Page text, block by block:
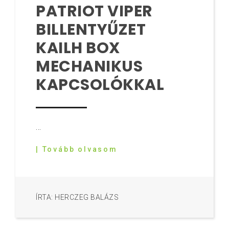
PATRIOT VIPER
BILLENTYŰZET
KAILH BOX
MECHANIKUS
KAPCSOLÓKKAL
...
| Tovább olvasom
ÍRTA: HERCZEG BALÁZS